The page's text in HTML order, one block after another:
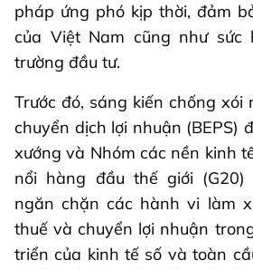
pháp ứng phó kịp thời, đảm
của Việt Nam cũng như sức
trường đầu tư.
Trước đó, sáng kiến chống xói
chuyển dịch lợi nhuận (BEPS)
xướng và Nhóm các nền kinh
nổi hàng đầu thế giới
ngăn chặn các hành vi làm
thuế và chuyển lợi nhuận
triển của kinh tế số và toàn